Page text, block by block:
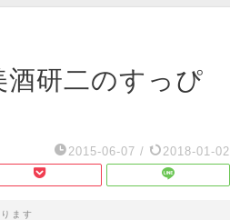
酒研二のすっぴ
2015-06-07 / 2018-01-02
ます